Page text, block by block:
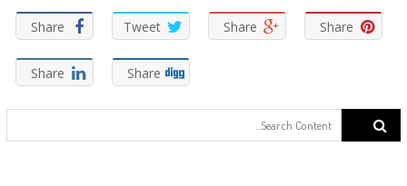
Share Tweet Share Share
Share Share
Search for: